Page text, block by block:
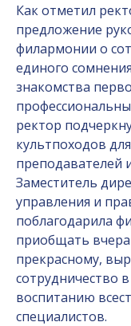
Как отметил
предложение
филармонии о
единого
знакомства
ректор
культпоходов
преподавателей
Заместитель
управления и
поблагодарила
приобщать
прекрасному,
сотрудничество
воспитанию
специалистов.